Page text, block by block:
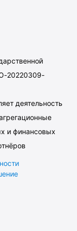
20220309-
деятельность
и финансовых